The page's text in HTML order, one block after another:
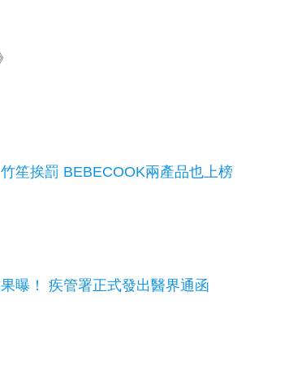
笙挨罰 BEBECOOK兩產品也上榜
曝！ 疾管署正式發出醫界通函